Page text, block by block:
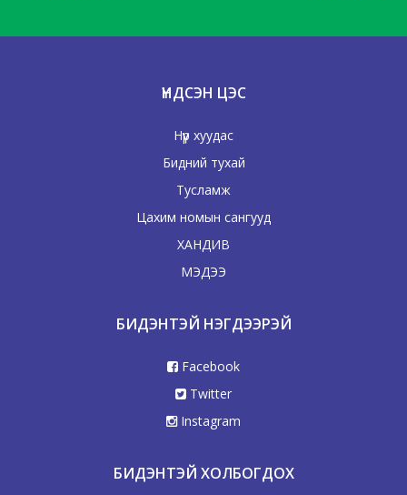
ҮНДСЭН ЦЭС
Нүүр хуудас
Бидний тухай
Тусламж
Цахим номын сангууд
ХАНДИВ
МЭДЭЭ
БИДЭНТЭЙ НЭГДЭЭРЭЙ
Facebook
Twitter
Instagram
БИДЭНТЭЙ ХОЛБОГДОХ